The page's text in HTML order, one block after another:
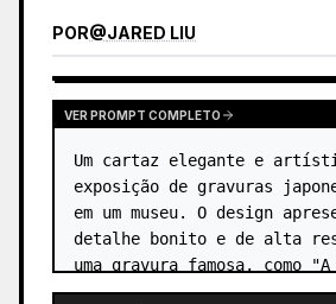
POR@JARED LIU
VER PROMPT COMPLETO
Um cartaz elegante e
exposição de gravuras
em um museu. O design
detalhe bonito e de alta
uma gravura famosa, como "A
de Hokusai, mas